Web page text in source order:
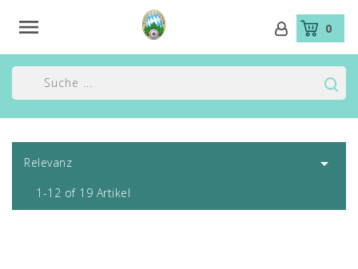
 0
Relevanz 
1-12 of 19 Artikel